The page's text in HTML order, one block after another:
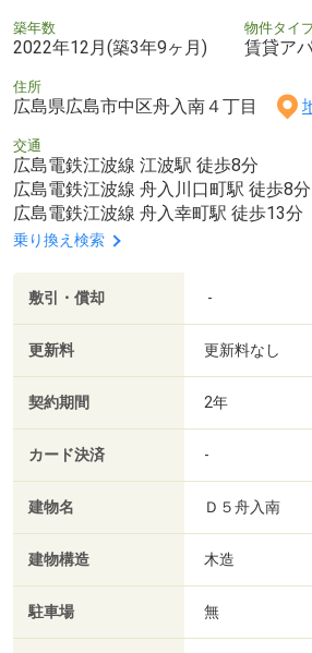
築年数
2022年12月(築3年9ヶ月)
物件タイ
賃貸ア
住所
広島県広島市中区舟入南４丁目
交通
広島電鉄江波線 江波駅 徒歩8分
広島電鉄江波線 舟入川口町駅 徒歩8分
広島電鉄江波線 舟入幸町駅 徒歩13分
乗り換え検索
敷引・償却 -
更新料 更新料なし
契約期間 2年
カード決済 -
建物名 Ｄ５舟入南
建物構造 木造
駐車場 無